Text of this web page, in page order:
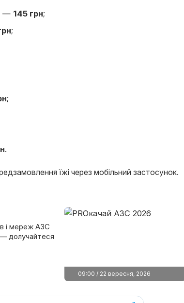
— 145 грн;
;
;
.
їжі через мобільний застосунок.
09:00 / 22 вересня, 2026
і мереж АЗС
— долучайтеся